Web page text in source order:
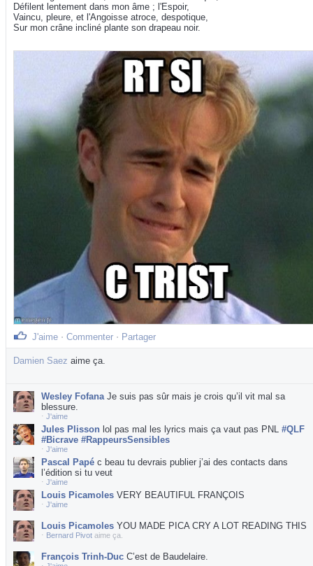
Défilent lentement dans mon âme ; l'Espoir,
Vaincu, pleure, et l'Angoisse atroce, despotique,
Sur mon crâne incliné plante son drapeau noir.
J'aime ⋅ Commenter ⋅ Partager
Damien Saez aime ça.
Wesley FofanaJe suis pas sûr mais je crois qu’il vit mal sa
blessure.
⋅ J'aime
Jules Plisson lol pas mal les lyrics mais ça vaut pas PNL #QLF
#Bicrave #RappeursSensibles
⋅ J'aime
Pascal Papé c beau tu devrais publier j’ai des contacts dans
l’édition si tu veut
⋅ J'aime
Louis Picamoles VERY BEAUTIFUL FRANÇOIS
⋅ J'aime
Louis Picamoles YOU MADE PICA CRY A LOT READING THIS
⋅ Bernard Pivot aime ça.
François Trinh-Duc C’est de Baudelaire.